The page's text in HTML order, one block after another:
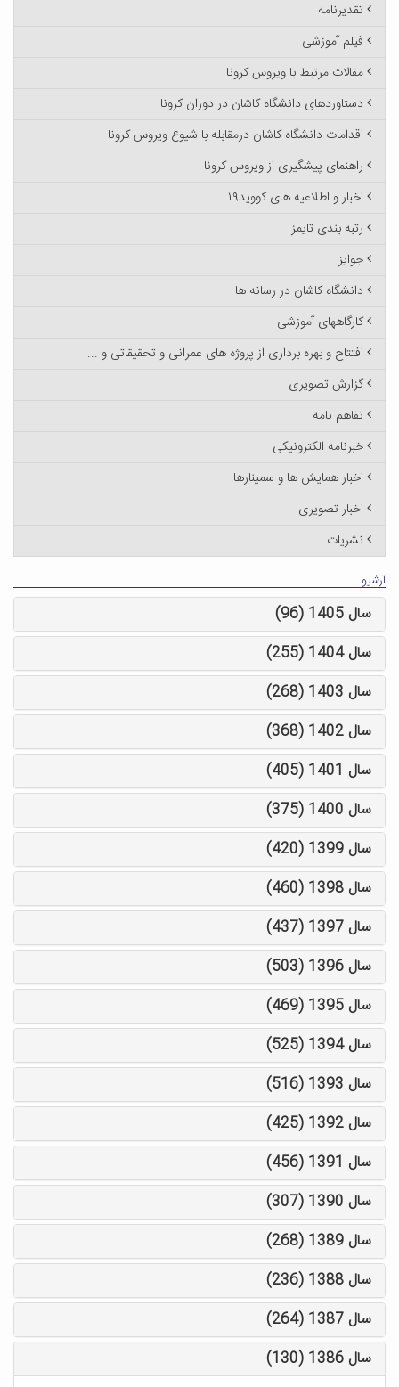
تقدیرنامه
فیلم آموزشی
مقالات مرتبط با ویروس کرونا
دستاوردهای دانشگاه کاشان در دوران کرونا
اقدامات دانشگاه کاشان درمقابله با شیوع ویروس کرونا
راهنمای پیشگیری از ویروس کرونا
اخبار و اطلاعیه های کووید۱۹
رتبه بندی تایمز
جوایز
دانشگاه کاشان در رسانه ها
کارگاههای آموزشی
افتتاح و بهره برداری از پروژه های عمرانی و تحقیقاتی و ...
گزارش تصویری
تفاهم نامه
خبرنامه الکترونیکی
اخبار همایش ها و سمینارها
اخبار تصویری
نشریات
آرشیو
سال 1405 (96)
سال 1404 (255)
سال 1403 (268)
سال 1402 (368)
سال 1401 (405)
سال 1400 (375)
سال 1399 (420)
سال 1398 (460)
سال 1397 (437)
سال 1396 (503)
سال 1395 (469)
سال 1394 (525)
سال 1393 (516)
سال 1392 (425)
سال 1391 (456)
سال 1390 (307)
سال 1389 (268)
سال 1388 (236)
سال 1387 (264)
سال 1386 (130)